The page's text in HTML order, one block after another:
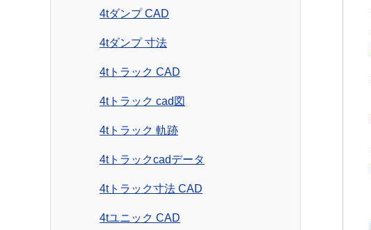
4tダンプ CAD
4tダンプ 寸法
4tトラック CAD
4tトラック cad図
4tトラック 軌跡
4tトラックcadデータ
4tトラック寸法 CAD
4tユニック CAD